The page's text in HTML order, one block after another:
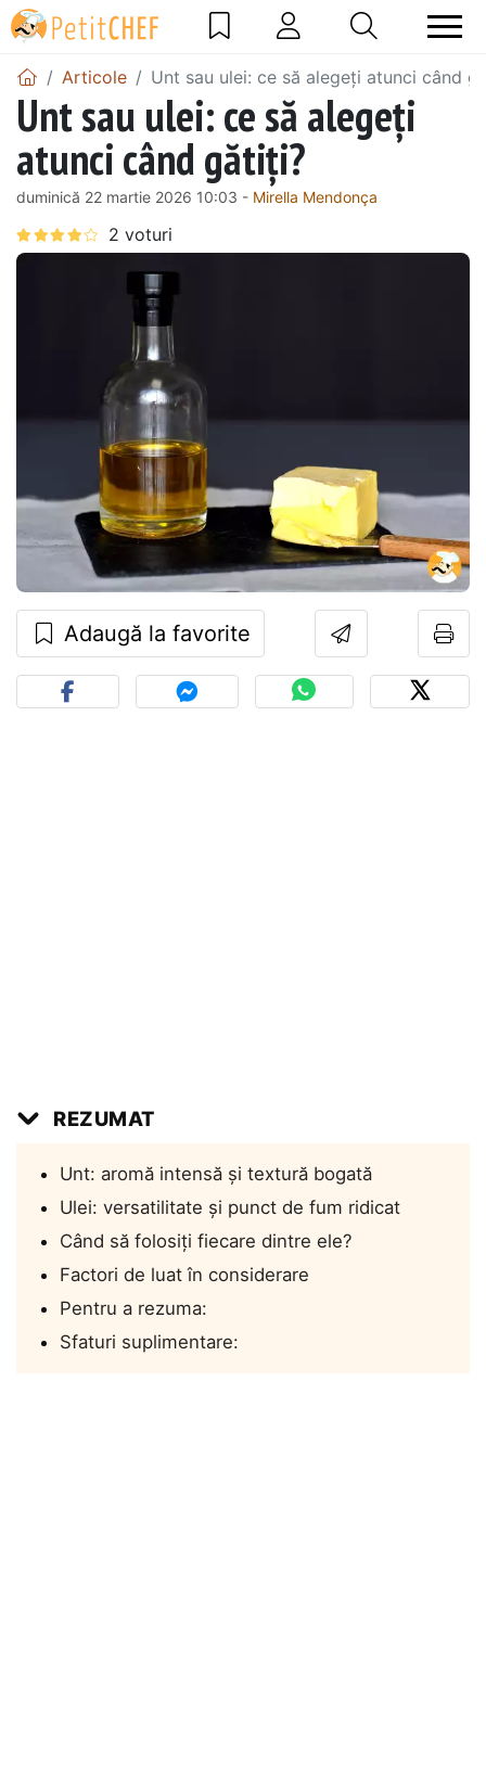
Articole Unt sau ulei: ce să alegeți atunci când
Unt sau ulei: ce să alegeți
atunci când gătiți?
duminică 22 martie 2026 10:03 - Mirella Mendonça
Adaugă la favorite
REZUMAT
Unt: aromă intensă și textură bogată
Ulei: versatilitate și punct de fum ridicat
Când să folosiți fiecare dintre ele?
Factori de luat în considerare
Pentru a rezuma:
Sfaturi suplimentare: